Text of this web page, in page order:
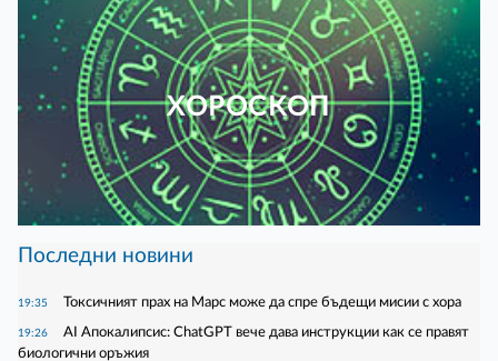
ХОРОСКОП
Последни новини
19:35 Токсичният прах на Марс може да спре бъдещи мисии с хора
19:26
AI Апокалипсис: ChatGPT вече дава инструкции как се правят
биологични оръжия